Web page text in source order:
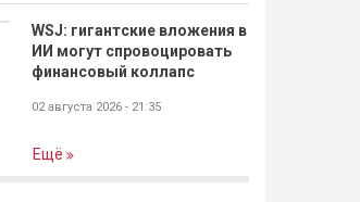
WSJ: гигантские вложения в
ИИ могут спровоцировать
финансовый коллапс
02 августа 2026 - 21:35
Ещё